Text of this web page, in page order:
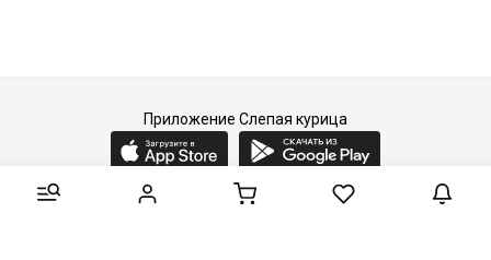
Приложение Слепая курица
2015-2026 © Слепая курица - fashion concept store.